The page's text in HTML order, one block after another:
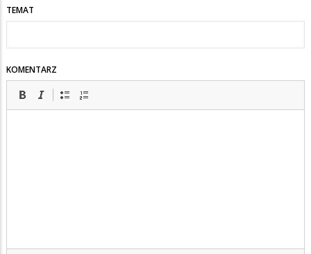
TEMAT
KOMENTARZ